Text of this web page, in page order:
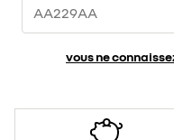
vous ne